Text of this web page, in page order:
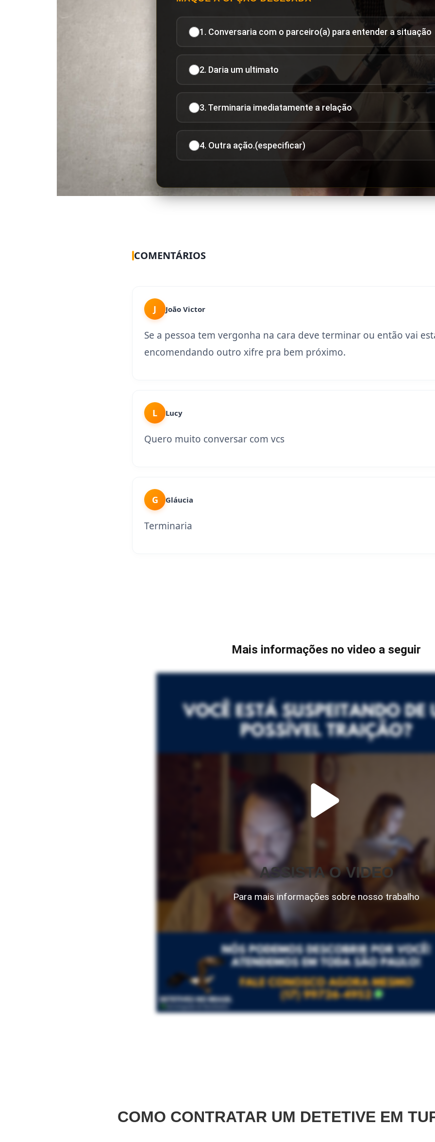
1. Conversaria com o parceiro(a) para entender a situação
2. Daria um ultimato
3. Terminaria imediatamente a relação
4. Outra ação.(especificar)
COMENTÁRIOS
J João Victor
Se a pessoa tem vergonha na cara deve terminar ou então vai
encomendando outro xifre pra bem próximo.
L Lucy
Quero muito conversar com vcs
G Gláucia
Terminaria
Mais informações no video a seguir
ASSISTA O VIDEO
Para mais informações sobre nosso trabalho
COMO CONTRATAR UM DETETIVE EM